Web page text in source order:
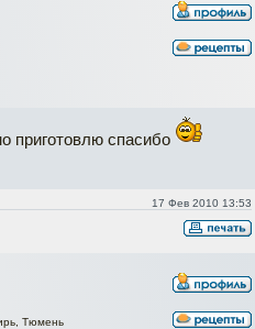
приготовлю спасибо
17 Фев 2010 13:53
Тюмень